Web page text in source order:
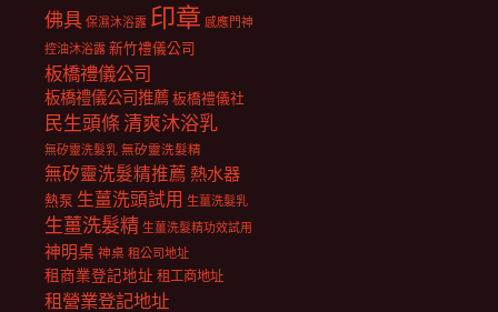
佛具 保濕沐浴露 印章 感應門神
控油沐浴露 新竹禮儀公司
板橋禮儀公司
板橋禮儀公司推薦板橋禮儀社
民生頭條清爽沐浴乳
無矽靈洗髮乳 無矽靈洗髮精
無矽靈洗髮精推薦 熱水器
熱泵 生薑洗頭試用 生薑洗髮乳
生薑洗髮精 生薑洗髮精功效試用
神明桌 神桌 租公司地址
租商業登記地址 租工商地址
租營業登記地址